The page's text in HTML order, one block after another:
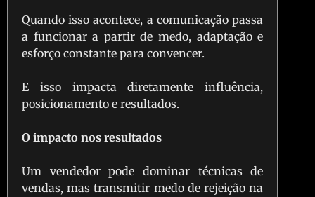
Quando isso acontece, a comunicação passa
a funcionar a partir de medo, adaptação e
esforço constante para convencer.
E isso impacta diretamente influência,
posicionamento e resultados.
O impacto nos resultados
Um vendedor pode dominar técnicas de
vendas, mas transmitir medo de rejeição na